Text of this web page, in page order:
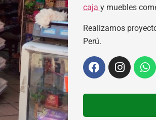
caja y muebles
Realizamos
Perú.